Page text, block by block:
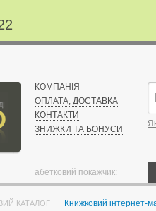
КОМПАНІЯ
ОПЛАТА, ДОСТАВКА
КОНТАКТИ
ЗНИЖКИ ТА БОНУСИ
абетковий покажчик:
КАТАЛОГ Книжковий інтернет-